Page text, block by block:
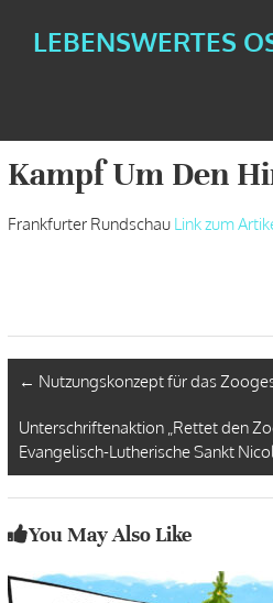
LEBENSWERTES
Kampf Um Den
Frankfurter Rundschau Link zum
← Nutzungskonzept für das
Unterschriftenaktion „Rettet den
Evangelisch-Lutherische Sankt
You May Also Like